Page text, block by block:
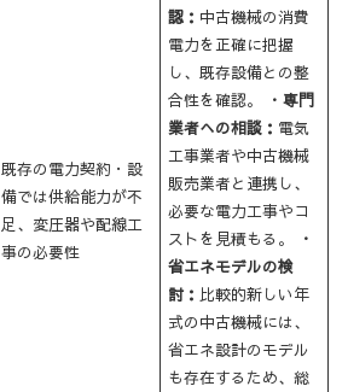
既存の電力契約・設
備では供給能力が不
足、変圧器や配線工
事の必要性
認： 中古機械の消費
電力を正確に把握
し、既存設備との整
合性を確認。
・専門
業者への相談： 電気
工事業者や中古機械
販売業者と連携し、
必要な電力工事やコ
ストを見積もる。
・
省エネモデルの検
討： 比較的新しい年
式の中古機械には、
省エネ設計のモデル
も存在するため、総